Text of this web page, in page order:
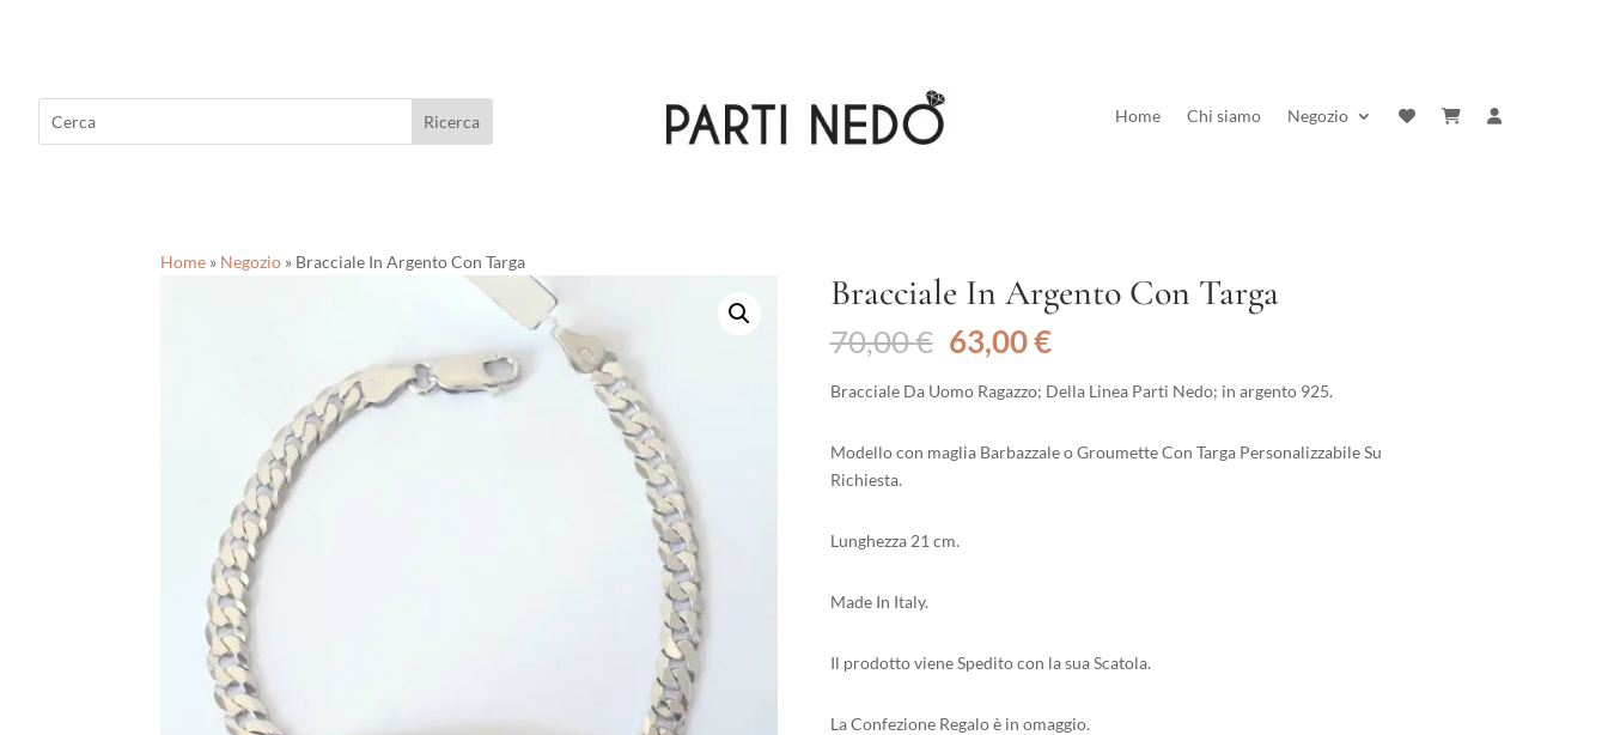
Home Chi siamo Negozio
Home » Negozio » Bracciale In Argento Con Targa
Bracciale In Argento Con Targa
70,00€ Il
prezzo
originale
70,00 €.
63,00€Il
attuale
63,00 €.
Bracciale Da Uomo Ragazzo; Della Linea Parti Nedo; in argento 925.
Modello con maglia Barbazzale o Groumette Con Targa Personalizzabile Su
Richiesta.
Lunghezza 21 cm.
Made In Italy.
Il prodotto viene Spedito con la sua Scatola.
La Confezione Regalo è in omaggio.